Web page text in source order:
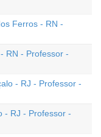
Ferros - RN -
RN - Professor -
- RJ - Professor -
- RJ - Professor -